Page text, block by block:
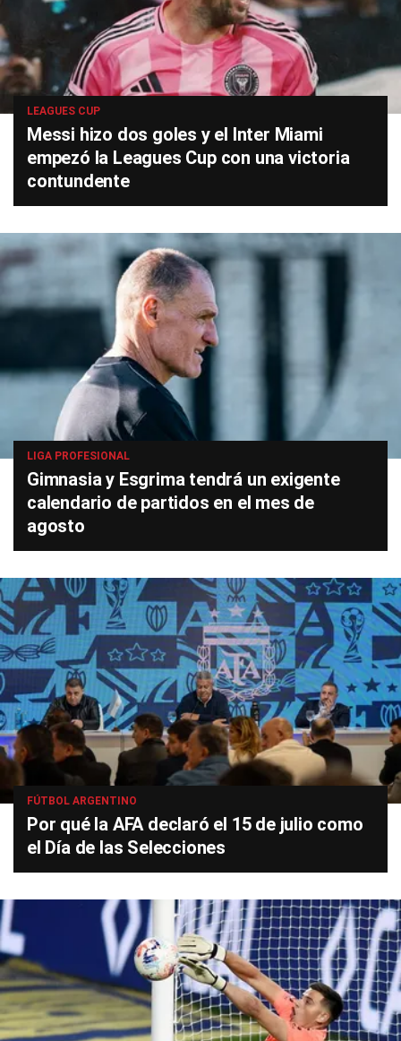
LEAGUES CUP
Messi hizo dos goles y el Inter Miami
empezó la Leagues Cup con una victoria
contundente
LIGA PROFESIONAL
Gimnasia y Esgrima tendrá un exigente
calendario de partidos en el mes de
agosto
FÚTBOL ARGENTINO
Por qué la AFA declaró el 15 de julio como
el Día de las Selecciones